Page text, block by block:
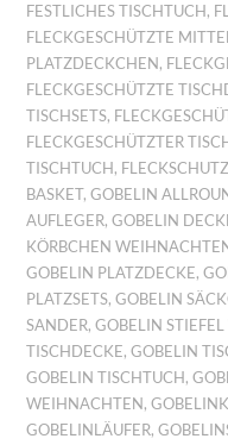
FESTLICHES TISCHTUCH,
FLECKGESCHÜTZTE
PLATZDECKCHEN,
FLECKGESCHÜTZTE
TISCHSETS,
FLECKGESCHÜTZTER
TISCHTUCH, FLECKSCHUTZ
BASKET,GOBELIN
AUFLEGER,GOBELIN
KÖRBCHEN
GOBELIN PLATZDECKE,
PLATZSETS,GOBELIN
SANDER,GOBELIN
TISCHDECKE,GOBELIN
GOBELIN TISCHTUCH,
WEIHNACHTEN,
GOBELINLÄUFER,